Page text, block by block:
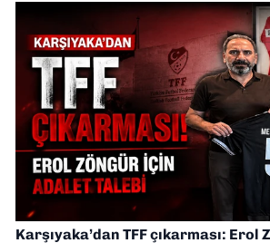
Karşıyaka’dan TFF çıkarması: